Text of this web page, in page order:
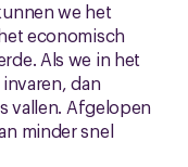
we het
economisch
Als we in het
dan
vallen. Afgelopen
minder snel